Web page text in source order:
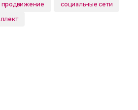
продвижение
социальные сети